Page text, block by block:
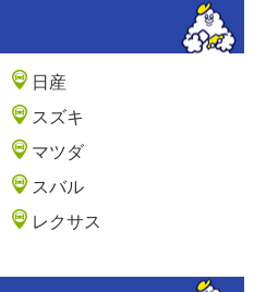
日産
スズキ
マツダ
スバル
レクサス